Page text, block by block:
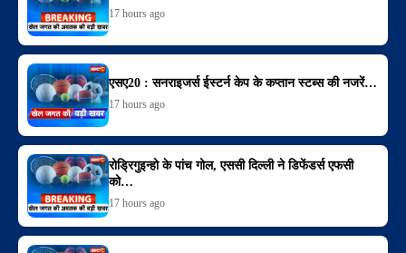
17 hours ago
एसए20 : सनराइजर्स ईस्टर्न केप के कप्तान स्टब्स की नजरें…
17 hours ago
रोड्रिगुइन्हो के पांच गोल, एससी दिल्ली ने डिफेंडर्स एफसी
को…
17 hours ago